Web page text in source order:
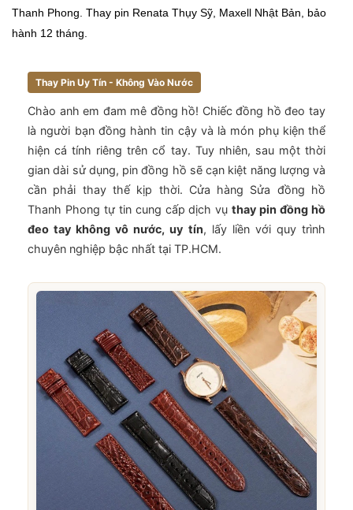
Thanh Phong. Thay pin Renata Thụy Sỹ, Maxell Nhật Bản, bảo
hành 12 tháng.
Thay Pin Uy Tín - Không Vào Nước
Chào anh em đam mê đồng hồ! Chiếc đồng hồ đeo tay
là người bạn đồng hành tin cậy và là món phụ kiện thể
hiện cá tính riêng trên cổ tay. Tuy nhiên, sau một thời
gian dài sử dụng, pin đồng hồ sẽ cạn kiệt năng lượng và
cần phải thay thế kịp thời. Cửa hàng Sửa đồng hồ
Thanh Phong tự tin cung cấp dịch vụthay pin đồng hồ
đeo tay không vô nước, uy tín, lấy liền với quy trình
chuyên nghiệp bậc nhất tại TP.HCM.